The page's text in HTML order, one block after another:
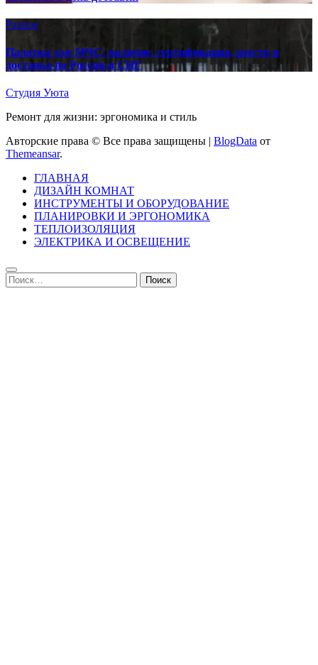
Разное
Палатки для МЧС: наличие, сертификация, реестр и
доставка по России и СНГ
Студия Уюта
Ремонт для жизни: эргономика и стиль
Авторские права © Все права защищены | BlogData от
Themeansar.
ГЛАВНАЯ
ДИЗАЙН КОМНАТ
ИНСТРУМЕНТЫ И ОБОРУДОВАНИЕ
ПЛАНИРОВКИ И ЭРГОНОМИКА
ТЕПЛОИЗОЛЯЦИЯ
ЭЛЕКТРИКА И ОСВЕЩЕНИЕ
Найти: